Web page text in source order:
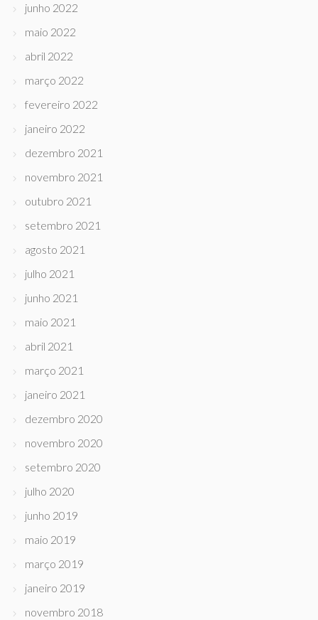
junho 2022
maio 2022
abril 2022
março 2022
fevereiro 2022
janeiro 2022
dezembro 2021
novembro 2021
outubro 2021
setembro 2021
agosto 2021
julho 2021
junho 2021
maio 2021
abril 2021
março 2021
janeiro 2021
dezembro 2020
novembro 2020
setembro 2020
julho 2020
junho 2019
maio 2019
março 2019
janeiro 2019
novembro 2018